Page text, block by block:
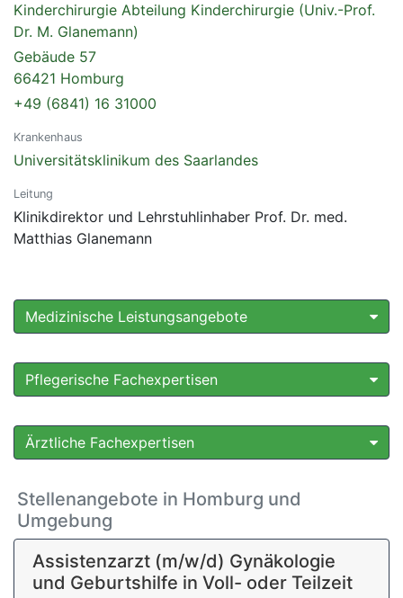
Kinderchirurgie Abteilung Kinderchirurgie (Univ.-Prof.
Dr. M. Glanemann)
Gebäude 57
66421 Homburg
+49 (6841) 16 31000
Krankenhaus
Universitätsklinikum des Saarlandes
Leitung
Klinikdirektor und Lehrstuhlinhaber Prof. Dr. med.
Matthias Glanemann
Medizinische Leistungsangebote
Pflegerische Fachexpertisen
Ärztliche Fachexpertisen
Stellenangebote in Homburg und
Umgebung
Assistenzarzt (m/w/d) Gynäkologie
und Geburtshilfe in Voll- oder Teilzeit